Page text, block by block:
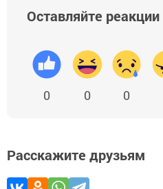
Оставляйте реакции
0 0 0
Расскажите друзьям